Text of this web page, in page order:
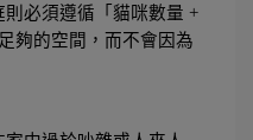
必須遵循「貓咪數量 +
夠的空間，而不會因為